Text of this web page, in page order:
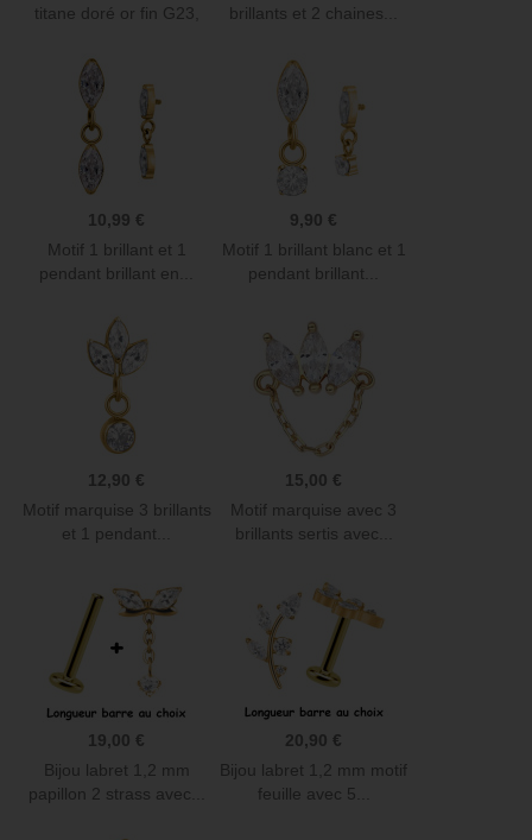
titane doré or fin G23,
brillants et 2 chaines...
10,99 €
Motif 1 brillant et 1
pendant brillant en...
9,90 €
Motif 1 brillant blanc et 1
pendant brillant...
12,90 €
Motif marquise 3 brillants
et 1 pendant...
15,00 €
Motif marquise avec 3
brillants sertis avec...
19,00 €
Bijou labret 1,2 mm
papillon 2 strass avec...
20,90 €
Bijou labret 1,2 mm motif
feuille avec 5...